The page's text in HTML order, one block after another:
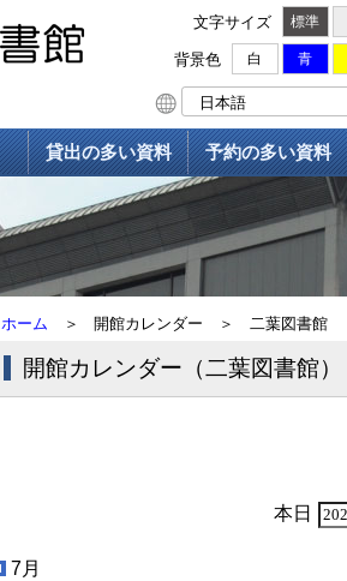
文字サイズ 標準
背景色 白 青
貸出の多い資料 予約の多い資料
ホーム ＞ 開館カレンダー ＞ 二葉図書館
開館カレンダー（二葉図書館）
本日
7月